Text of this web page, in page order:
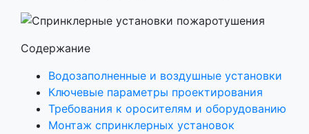
Содержание
Водозаполненные и воздушные установки
Ключевые параметры проектирования
Требования к оросителям и оборудованию
Монтаж спринклерных установок